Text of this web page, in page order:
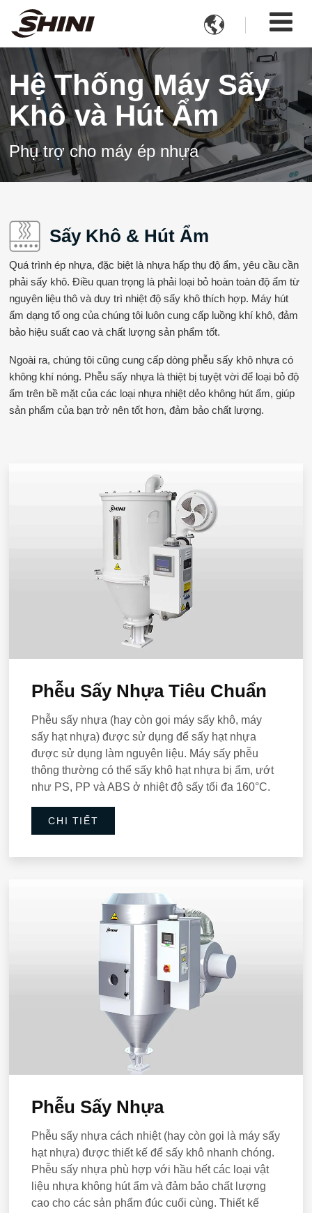

Hệ Thống Máy Sấy
Khô và Hút Ẩm
Phụ trợ cho máy ép nhựa
Sấy Khô & Hút Ẩm
Quá trình ép nhựa, đặc biệt là nhựa hấp thụ độ ẩm, yêu cầu cần
phải sấy khô. Điều quan trọng là phải loại bỏ hoàn toàn độ ẩm từ
nguyên liệu thô và duy trì nhiệt độ sấy khô thích hợp. Máy hút
ẩm dạng tổ ong của chúng tôi luôn cung cấp luồng khí khô, đảm
bảo hiệu suất cao và chất lượng sản phẩm tốt.
Ngoài ra, chúng tôi cũng cung cấp dòng phễu sấy khô nhựa có
không khí nóng. Phễu sấy nhựa là thiệt bị tuyệt vời để loại bỏ độ
ẩm trên bề mặt của các loại nhựa nhiệt dẻo không hút ẩm, giúp
sản phẩm của bạn trở nên tốt hơn, đảm bảo chất lượng.
Phễu Sấy Nhựa Tiêu Chuẩn
Phễu sấy nhựa (hay còn gọi máy sấy khô, máy
sấy hạt nhựa) được sử dụng để sấy hạt nhựa
được sử dụng làm nguyên liệu. Máy sấy phễu
thông thường có thể sấy khô hạt nhựa bị ẩm, ướt
như PS, PP và ABS ở nhiệt độ sấy tối đa 160°C.
CHI TIẾT
Phễu Sấy Nhựa
Phễu sấy nhựa cách nhiệt (hay còn gọi là máy sấy
hạt nhựa) được thiết kế để sấy khô nhanh chóng.
Phễu sấy nhựa phù hợp với hầu hết các loại vật
liệu nhựa không hút ẩm và đảm bảo chất lượng
cao cho các sản phẩm đúc cuối cùng. Thiết kế